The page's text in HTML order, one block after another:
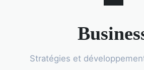
Stratégies et